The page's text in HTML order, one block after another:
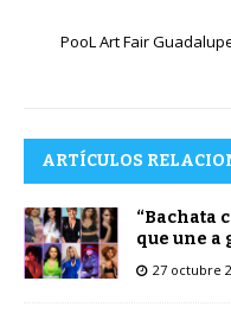
PooL Art Fair
ARTÍCULOS
“Bachata
que une
27 octubre